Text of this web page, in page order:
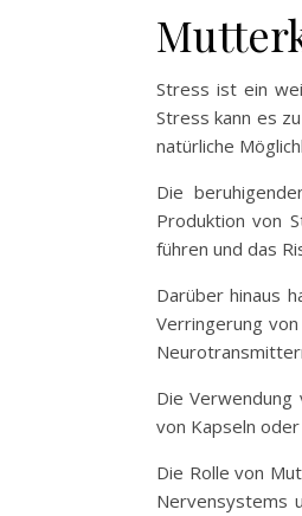
Stress ist ein
Stress kann es
natürliche
Die
Produktion von
führen und das
Darüber hinaus
Verringerung
Die
von Kapseln
Die Rolle von
Nervensystems